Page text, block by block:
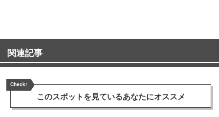
関連記事
Check!
このスポットを見ているあなたにオススメ